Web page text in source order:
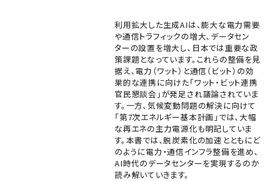
利用拡大した生成AIは、膨大な電力需要
や通信トラフィックの増大、データセン
ターの設置を増大し、日本では重要な政
策課題となっています。これらの整備を見
据え、電力（ワット）と通信（ビット）の効
果的な連携に向けた「ワット・ビット連携
官民懇談会」が発足され議論されていま
す。一方、気候変動問題の解決に向けて
「第7次エネルギー基本計画」では、大幅
な再エネの主力電源化も明記していま
す。本書では、脱炭素化の加速とともにど
のように電力・通信インフラ整備を進め、
AI時代のデータセンターを実現するのか
読み解いていきます。